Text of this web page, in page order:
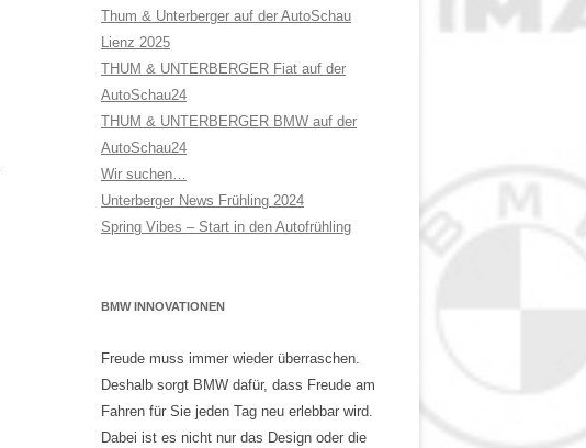
Thum & Unterberger auf der AutoSchau
Lienz 2025
THUM & UNTERBERGER Fiat auf der
AutoSchau24
THUM & UNTERBERGER BMW auf der
AutoSchau24
Wir suchen…
Unterberger News Frühling 2024
Spring Vibes – Start in den Autofrühling
BMW INNOVATIONEN
Freude muss immer wieder überraschen.
Deshalb sorgt BMW dafür, dass Freude am
Fahren für Sie jeden Tag neu erlebbar wird.
Dabei ist es nicht nur das Design oder die